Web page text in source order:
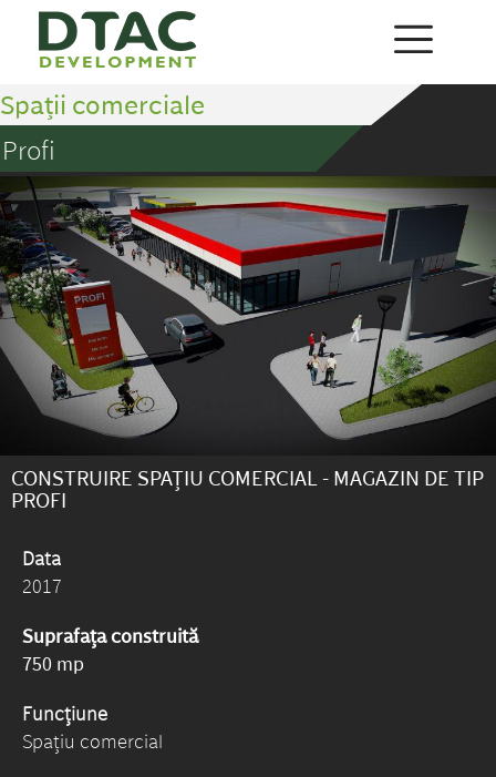
Spații comerciale
Profi
CONSTRUIRE SPAȚIU COMERCIAL - MAGAZIN DE TIP
PROFI
Data
2017
Suprafața construită
750 mp
Funcțiune
Spațiu comercial